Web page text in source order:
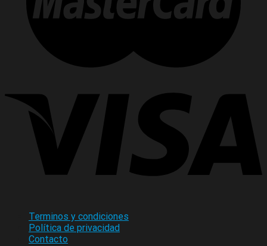
Terminos y condiciones
Política de privacidad
Contacto